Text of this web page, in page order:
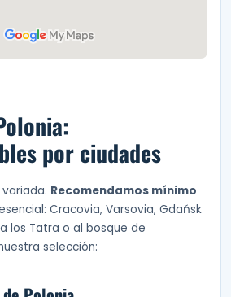
por ciudades
Recomendamos mínimo
Cracovia, Varsovia, Gdańsk
los Tatra o al bosque de
selección: